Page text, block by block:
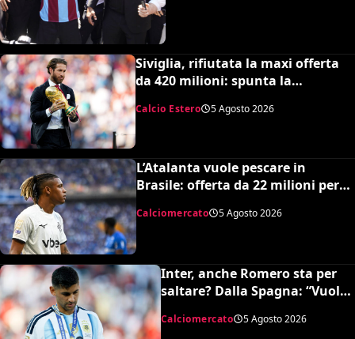
Siviglia, rifiutata la maxi offerta
da 420 milioni: spunta la
spiazzante clausola “anti-Ramos”
Calcio Estero 5 Agosto 2026
L’Atalanta vuole pescare in
Brasile: offerta da 22 milioni per
Danilo, il Botafogo ne vuole 35
Calciomercato 5 Agosto 2026
Inter, anche Romero sta per
saltare? Dalla Spagna: “Vuole
Calciomercato 5 Agosto 2026